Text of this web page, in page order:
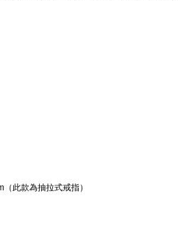
此款為抽拉式戒指）